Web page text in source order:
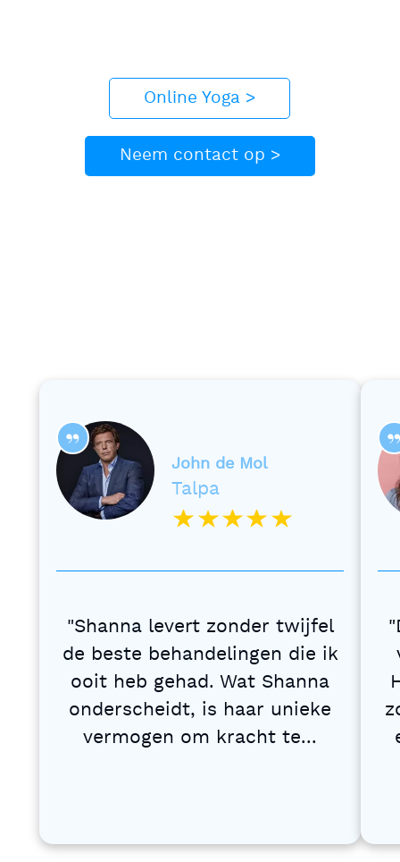
Online Yoga >
Neem contact op >
John de Mol
Talpa
Shanna levert zonder twijfel
de beste behandelingen die ik
ooit heb gehad. Wat Shanna
onderscheidt, is haar unieke
vermogen om kracht te...